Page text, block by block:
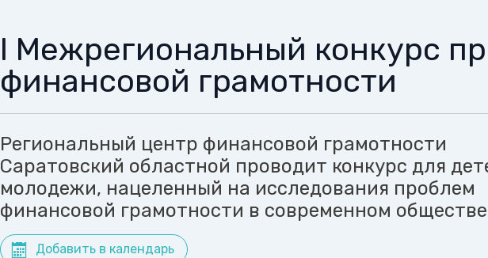
I Межрегиональный конкурс
финансовой грамотности
Региональный центр финансовой грамотности
Саратовский областной проводит конкурс для
молодежи, нацеленный на исследования проблем
финансовой грамотности в современном
Добавить в календарь